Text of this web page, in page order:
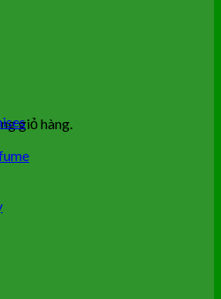
giỏ hàng.